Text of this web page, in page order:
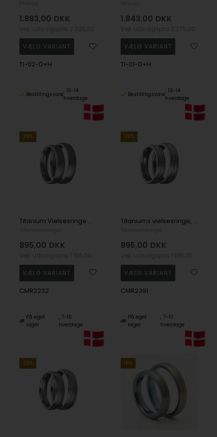
1.883,00 DKK
TI-02-D+H
Bestillingsvare
10-14
hverdage
1.843,00 DKK
TI-01-D+H
Bestillingsvare
10-14
hverdage
25%
Titanium Vielsesringe med matpoleret overflade, 6 mm bred
895,00 DKK
CMR2232
På eget
lager
7-10
hverdage
25%
Titaniums vielsesringe, med mat overflade, 7 mm bred
895,00 DKK
CMR2391
På eget
lager
7-10
hverdage
25% 19%